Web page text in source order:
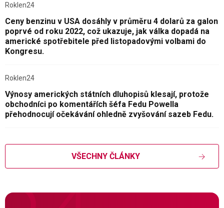
Roklen24
Ceny benzinu v USA dosáhly v průměru 4 dolarů za galon
poprvé od roku 2022, což ukazuje, jak válka dopadá na
americké spotřebitele před listopadovými volbami do
Kongresu.
Roklen24
Výnosy amerických státních dluhopisů klesají, protože
obchodníci po komentářích šéfa Fedu Powella
přehodnocují očekávání ohledně zvyšování sazeb Fedu.
VŠECHNY ČLÁNKY